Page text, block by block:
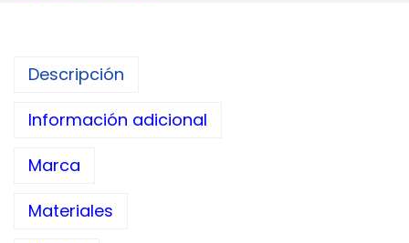
Descripción
Información adicional
Marca
Materiales